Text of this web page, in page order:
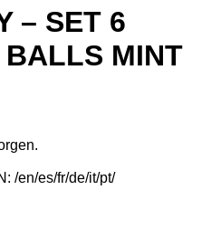
– SET 6
MINT
/en/es/fr/de/it/pt/